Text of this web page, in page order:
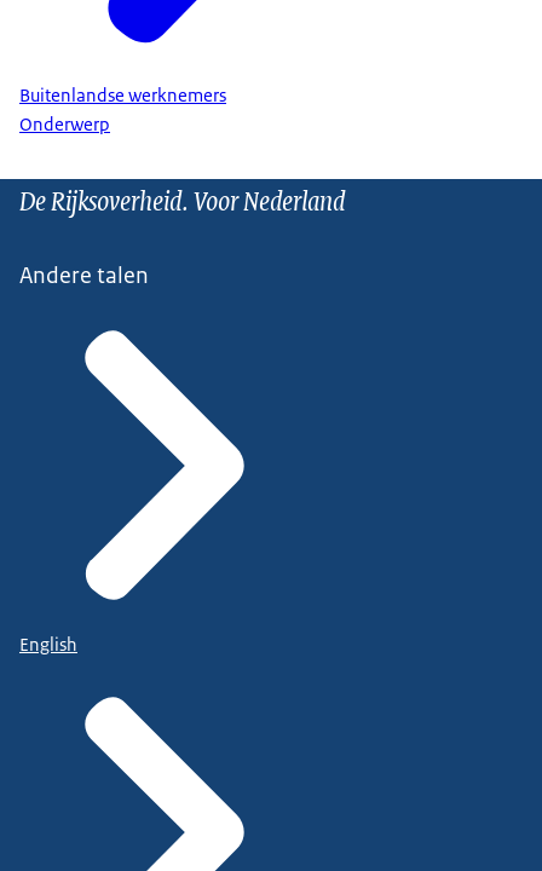
Buitenlandse werknemers
Onderwerp
De Rijksoverheid. Voor Nederland
Andere talen
English